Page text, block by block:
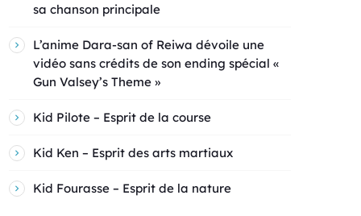
sa chanson principale
L’anime Dara-san of Reiwa dévoile une
vidéo sans crédits de son ending spécial «
Gun Valsey’s Theme »
Kid Pilote – Esprit de la course
Kid Ken – Esprit des arts martiaux
Kid Fourasse – Esprit de la nature